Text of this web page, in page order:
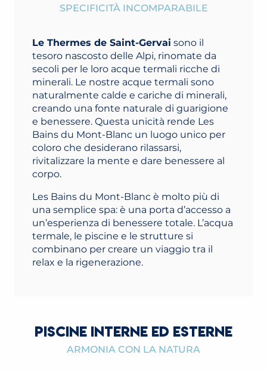
SPECIFICITÀ INCOMPARABILE
Le Thermes de Saint-Gervai sono il
tesoro nascosto delle Alpi, rinomate da
secoli per le loro acque termali ricche di
minerali. Le nostre acque termali sono
naturalmente calde e cariche di minerali,
creando una fonte naturale di guarigione
e benessere. Questa unicità rende Les
Bains du Mont-Blanc un luogo unico per
coloro che desiderano rilassarsi,
rivitalizzare la mente e dare benessere al
corpo.
Les Bains du Mont-Blanc è molto più di
una semplice spa: è una porta d’accesso a
un’esperienza di benessere totale. L’acqua
termale, le piscine e le strutture si
combinano per creare un viaggio tra il
relax e la rigenerazione.
PISCINE INTERNE ED ESTERNE
ARMONIA CON LA NATURA